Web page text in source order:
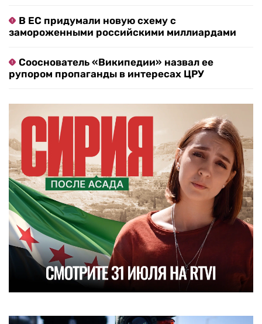
В ЕС придумали новую схему с
замороженными российскими миллиардами
Сооснователь «Википедии» назвал ее
рупором пропаганды в интересах ЦРУ